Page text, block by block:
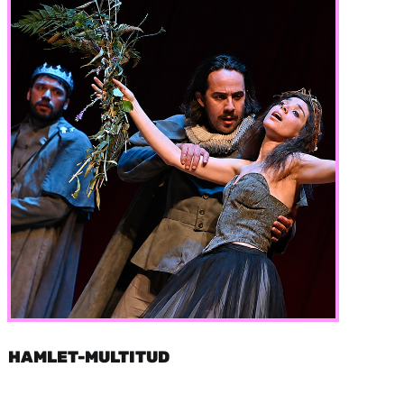
HAMLET-MULTITUD